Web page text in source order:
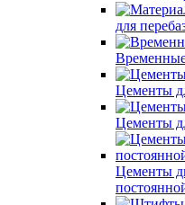
для
Цементы
Цементы
Цементы